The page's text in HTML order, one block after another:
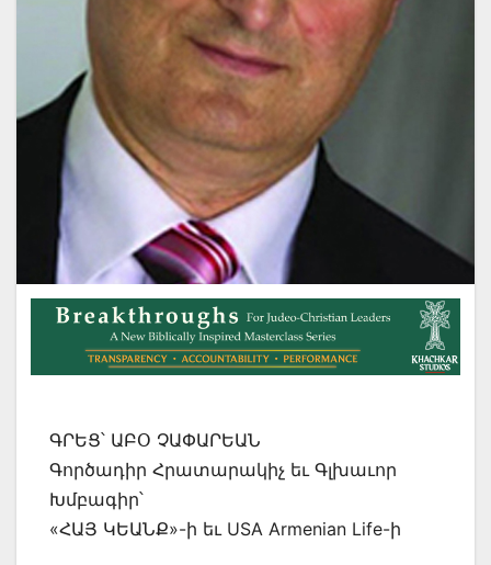
ԳՐԵՑ՝ ԱԲՕ ՉԱՓԱՐԵԱՆ
Գործադիր Հրատարակիչ եւ Գլխաւոր
Խմբագիր՝
«ՀԱՅ ԿԵԱՆՔ»-ի եւ USA Armenian Life-ի